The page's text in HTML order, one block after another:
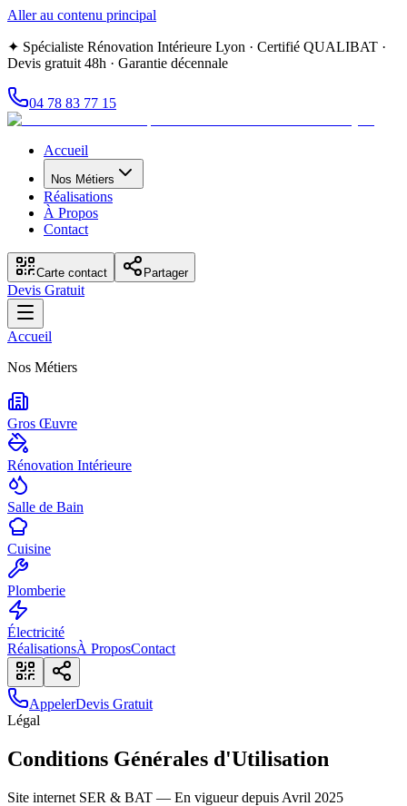
Aller au contenu principal
✦ Spécialiste Rénovation Intérieure Lyon · Certifié QUALIBAT ·
Devis gratuit 48h · Garantie décennale
04 78 83 77 15
Accueil
Nos Métiers
Réalisations
À Propos
Contact
Carte contact Partager
Devis Gratuit
Accueil
Nos Métiers
Gros Œuvre
Rénovation Intérieure
Salle de Bain
Cuisine
Plomberie
Électricité
RéalisationsÀ ProposContact
AppelerDevis Gratuit
Légal
Conditions Générales d'Utilisation
Site internet SER & BAT — En vigueur depuis Avril 2025